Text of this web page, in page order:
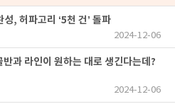
, 허파고리 ‘5천 건’ 돌파
2024-12-06
과 라인이 원하는 대로 생긴다는데?
2024-12-06